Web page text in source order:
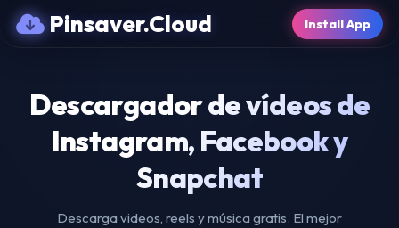
Pinsaver.Cloud Install App
Descargador de vídeos de
Instagram, Facebook y
Snapchat
Descarga videos, reels y música gratis. El mejor